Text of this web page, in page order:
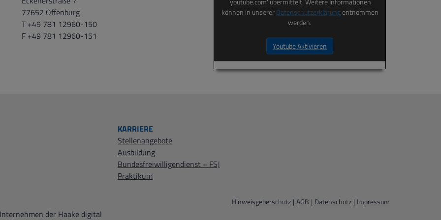
77652 Offenburg
T +49 781 12960-150
F +49 781 12960-151
können in unsererDatenschutzerklärungentnommen
werden.
Youtube Aktivieren
KARRIERE
Stellenangebote
Ausbildung
Bundesfreiwilligendienst + FSJ
Praktikum
der Haake digital
Hinweisgeberschutz | AGB | Datenschutz | Impressum